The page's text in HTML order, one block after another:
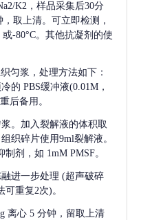
K2，样品采集后30分
取上清。可立即检测，
-80°C。其他抗凝剂的使
匀浆，处理方法如下：
的 PBS缓冲液(0.01M，
后备用。
。加入裂解液的体积取
组织碎片使用9ml裂解液。
剂，如 1mM PMSF。
进一步处理 (超声破碎
重复2次)。
离心 5 分钟，留取上清